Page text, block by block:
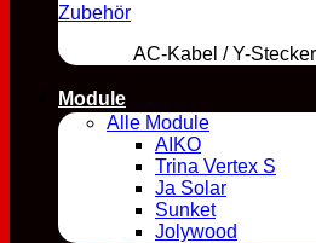
Zubehör
AC-Kabel / Y-
Module
Alle Module
AIKO
Trina Vertex S
Ja Solar
Sunket
Jolywood